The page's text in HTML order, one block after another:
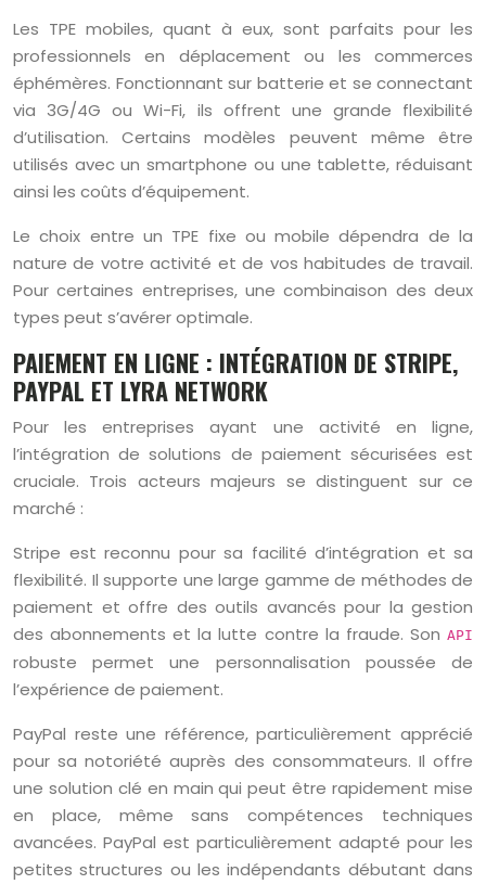
Les TPE mobiles, quant à eux, sont parfaits pour les
professionnels en déplacement ou les commerces
éphémères. Fonctionnant sur batterie et se connectant
via 3G/4G ou Wi-Fi, ils offrent une grande flexibilité
d’utilisation. Certains modèles peuvent même être
utilisés avec un smartphone ou une tablette, réduisant
ainsi les coûts d’équipement.
Le choix entre un TPE fixe ou mobile dépendra de la
nature de votre activité et de vos habitudes de travail.
Pour certaines entreprises, une combinaison des deux
types peut s’avérer optimale.
PAIEMENT EN LIGNE : INTÉGRATION DE STRIPE,
PAYPAL ET LYRA NETWORK
Pour les entreprises ayant une activité en ligne,
l’intégration de solutions de paiement sécurisées est
cruciale. Trois acteurs majeurs se distinguent sur ce
marché :
Stripe est reconnu pour sa facilité d’intégration et sa
flexibilité. Il supporte une large gamme de méthodes de
paiement et offre des outils avancés pour la gestion
des abonnements et la lutte contre la fraude. Son API
robuste permet une personnalisation poussée de
l’expérience de paiement.
PayPal reste une référence, particulièrement apprécié
pour sa notoriété auprès des consommateurs. Il offre
une solution clé en main qui peut être rapidement mise
en place, même sans compétences techniques
avancées. PayPal est particulièrement adapté pour les
petites structures ou les indépendants débutant dans